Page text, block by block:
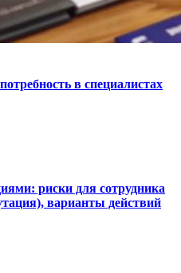
в специалистах
риски для сотрудника
варианты действий